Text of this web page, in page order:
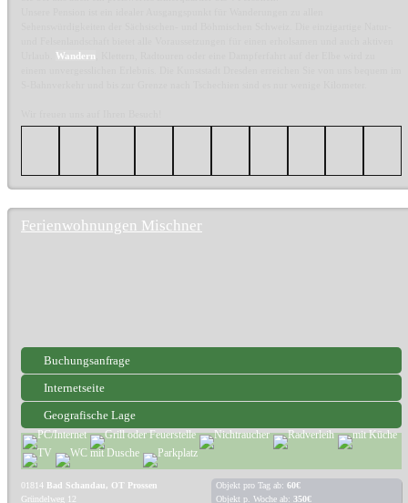
Wandern
Ferienwohnungen Mischner
Buchungsanfrage
Internetseite
Geografische Lage
01814 Bad Schandau, OT Prossen
Gründelweg 12
Objekt pro Tag ab: 60€
Objekt p. Woche ab: 350€